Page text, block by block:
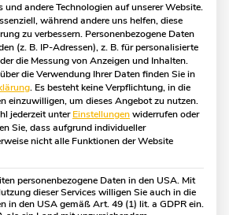
Montag bis Freitag geöffnet,
geöffnet, Samstag geöffnet
147
Kontakt
Telefon:+49 (0)
und andere Technologien auf unserer Website.
während andere uns helfen, diese
zu verbessern. Personenbezogene Daten
(z. B. IP-Adressen), z. B. für personalisierte
die Messung von Anzeigen und Inhalten.
die Verwendung Ihrer Daten finden Sie in
. Es besteht keine Verpflichtung, in die
einzuwilligen, um dieses Angebot zu nutzen.
jederzeit unterEinstellungenwiderrufen oder
Sie, dass aufgrund individueller
nicht alle Funktionen der Website
personenbezogene Daten in den USA. Mit
dieser Services willigen Sie auch in die
in den USA gemäß Art. 49 (1) lit. a GDPR ein.